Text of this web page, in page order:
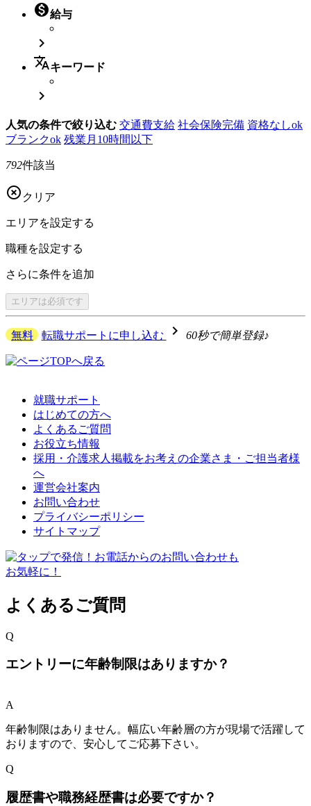
給与

translateキーワード

人気の条件で絞り込む 交通費支給 社会保険完備 資格なしok
ブランクok 残業月10時間以下
792件該当
 クリア
エリアを設定する
職種を設定する
さらに条件を追加
エリアは必須です
無料 転職サポートに申し込む navigate_next 60秒で簡単登録♪
就職サポート
はじめての方へ
よくあるご質問
お役立ち情報
採用・介護求人掲載をお考えの企業さま・ご担当者様
へ
運営会社案内
お問い合わせ
プライバシーポリシー
サイトマップ
よくあるご質問
Q
エントリーに年齢制限はありますか？
A
年齢制限はありません。幅広い年齢層の方が現場で活躍して
おりますので、安心してご応募下さい。
Q
履歴書や職務経歴書は必要ですか？